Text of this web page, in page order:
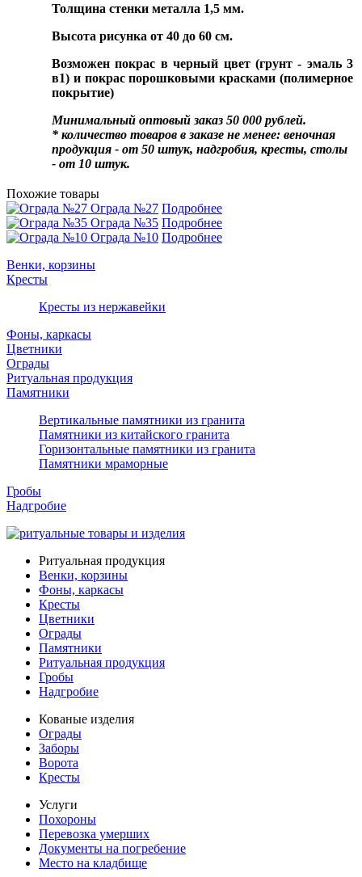
Толщина стенки металла 1,5 мм.
Высота рисунка от 40 до 60 см.
Возможен покрас в черный цвет (грунт - эмаль 3
в1) и покрас порошковыми красками (полимерное
покрытие)
Минимальный оптовый заказ 50 000 рублей.
* количество товаров в заказе не менее: веночная
продукция - от 50 штук, надгробия, кресты, столы
- от 10 штук.
Похожие товары
Ограда №27 Подробнее
Ограда №35 Подробнее
Ограда №10 Подробнее
Венки, корзины
Кресты
Кресты из нержавейки
Фоны, каркасы
Цветники
Ограды
Ритуальная продукция
Памятники
Вертикальные памятники из гранита
Памятники из китайского гранита
Горизонтальные памятники из гранита
Памятники мраморные
Гробы
Надгробие
Ритуальная продукция
Венки, корзины
Фоны, каркасы
Кресты
Цветники
Ограды
Памятники
Ритуальная продукция
Гробы
Надгробие
Кованые изделия
Ограды
Заборы
Ворота
Кресты
Услуги
Похороны
Перевозка умерших
Документы на погребение
Место на кладбище